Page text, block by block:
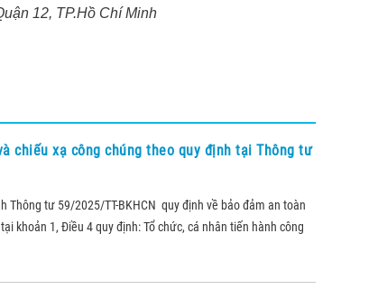
12, TP.Hồ Chí Minh
chiếu xạ công chúng theo quy định tại Thông tư
Thông tư 59/2025/TT-BKHCN quy định về bảo đảm an toàn
khoản 1, Điều 4 quy định: Tổ chức, cá nhân tiến hành công